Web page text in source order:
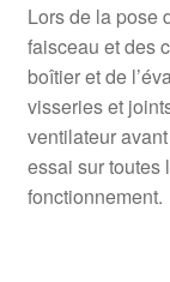
Lors de la pose
faisceau et des
boîtier et de
visseries et
ventilateur
essai sur toutes
fonctionnement.